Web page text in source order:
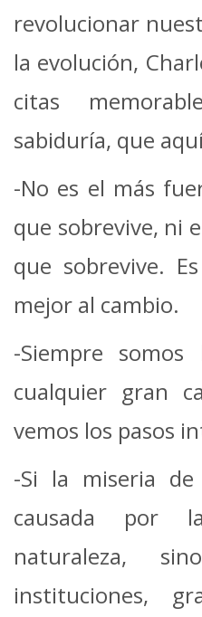
revolucionar
la evolución,
citas
sabiduría, que
-No es el más
que sobrevive, ni
que sobrevive.
mejor al cambio.
-Siempre
cualquier gran
vemos los pasos
-Si la miseria
causada por
naturaleza,
instituciones,